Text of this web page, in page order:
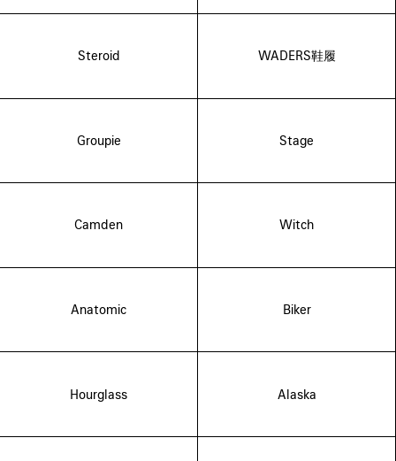
Steroid WADERS鞋履
Groupie Stage
Camden Witch
Anatomic Biker
Hourglass Alaska